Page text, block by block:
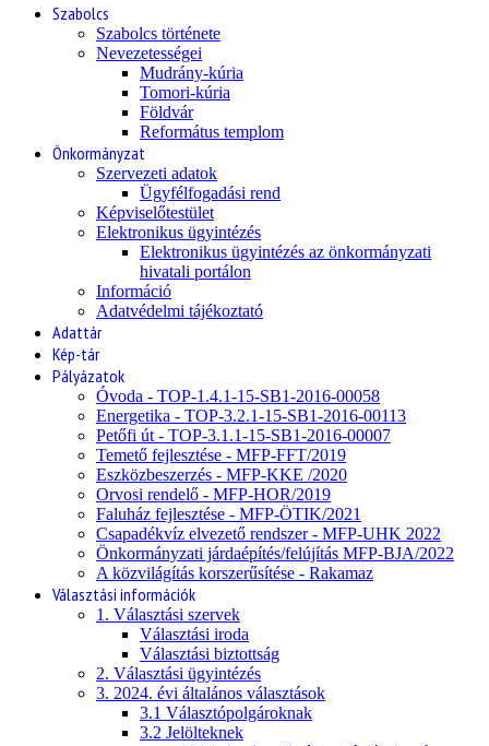
Szabolcs
Szabolcs története
Nevezetességei
Mudrány-kúria
Tomori-kúria
Földvár
Református templom
Önkormányzat
Szervezeti adatok
Ügyfélfogadási rend
Képviselőtestület
Elektronikus ügyintézés
Elektronikus ügyintézés az önkormányzati
hivatali portálon
Információ
Adatvédelmi tájékoztató
Adattár
Kép-tár
Pályázatok
Óvoda - TOP-1.4.1-15-SB1-2016-00058
Energetika - TOP-3.2.1-15-SB1-2016-00113
Petőfi út - TOP-3.1.1-15-SB1-2016-00007
Temető fejlesztése - MFP-FFT/2019
Eszközbeszerzés - MFP-KKE /2020
Orvosi rendelő - MFP-HOR/2019
Faluház fejlesztése - MFP-ÖTIK/2021
Csapadékvíz elvezető rendszer - MFP-UHK 2022
Önkormányzati járdaépítés/felújítás MFP-BJA/2022
A közvilágítás korszerűsítése - Rakamaz
Választási információk
1. Választási szervek
Választási iroda
Választási biztottság
2. Választási ügyintézés
3. 2024. évi általános választások
3.1 Választópolgároknak
3.2 Jelölteknek